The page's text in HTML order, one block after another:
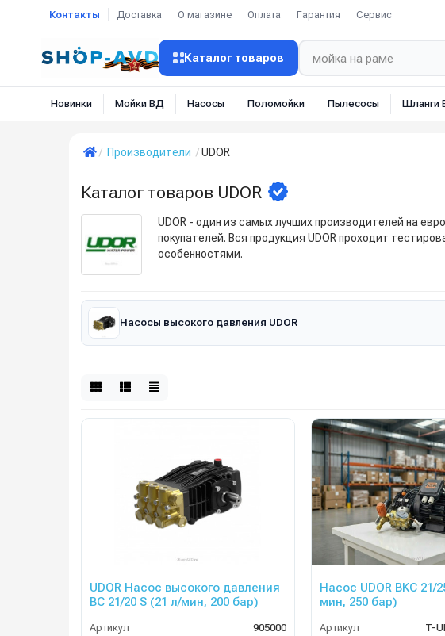
Контакты Доставка О магазине Оплата Гарантия Сервис
Каталог товаров
Новинки Мойки ВД Насосы Поломойки Пылесосы Шланги
Производители UDOR
Каталог товаров UDOR
UDOR - один из самых лучших производителей на
покупателей. Вся продукция UDOR проходит
особенностями.
Насосы высокого давления UDOR
UDOR Насос высокого давления
BC 21/20 S (21 л/мин, 200 бар)
Артикул
905000
Насос UDOR BKC 21/
мин, 250 бар)
Артикул
T-